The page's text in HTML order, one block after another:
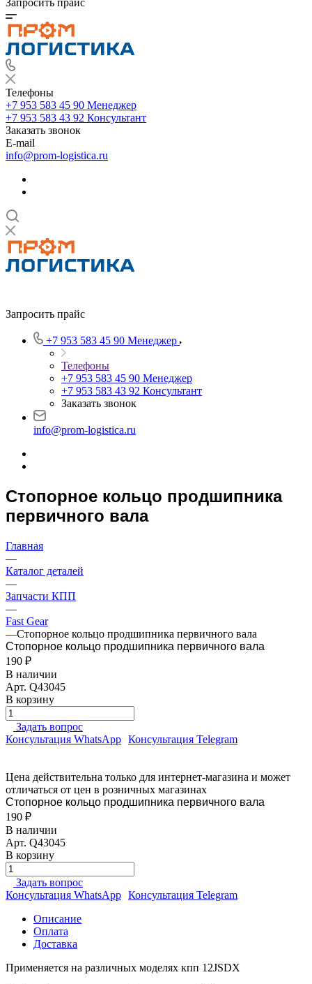
Запросить прайс
Телефоны
+7 953 583 45 90 Менеджер
+7 953 583 43 92 Консультант
Заказать звонок
E-mail
info@prom-logistica.ru
Запросить прайс
+7 953 583 45 90 Менеджер
Телефоны
+7 953 583 45 90 Менеджер
+7 953 583 43 92 Консультант
Заказать звонок
info@prom-logistica.ru
Стопорное кольцо продшипника
первичного вала
Главная
—
Каталог деталей
—
Запчасти КПП
—
Fast Gear
—Стопорное кольцо продшипника первичного вала
Стопорное кольцо продшипника первичного вала
190 ₽
В наличии
Арт. Q43045
В корзину
Задать вопрос
Консультация WhatsApp Консультация Telegram
Цена действительна только для интернет-магазина и может
отличаться от цен в розничных магазинах
Стопорное кольцо продшипника первичного вала
190 ₽
В наличии
Арт. Q43045
В корзину
Задать вопрос
Консультация WhatsApp Консультация Telegram
Описание
Оплата
Доставка
Применяется на различных моделях кпп 12JSDX